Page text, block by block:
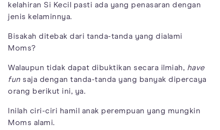
kelahiran Si Kecil pasti ada yang penasaran dengan
jenis kelaminnya.
Bisakah ditebak dari tanda-tanda yang dialami
Moms?
Walaupun tidak dapat dibuktikan secara ilmiah, have
fun saja dengan tanda-tanda yang banyak dipercaya
orang berikut ini, ya.
Inilah ciri-ciri hamil anak perempuan yang mungkin
Moms alami.